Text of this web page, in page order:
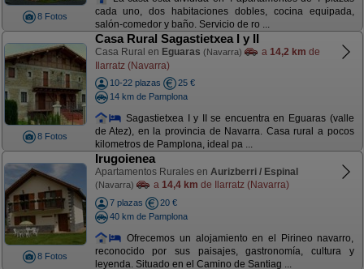
8 Fotos
cada uno, dos habitaciones dobles, cocina equipada,
salón-comedor y baño. Servicio de ro ...
8 Fotos
Casa Rural Sagastietxea I y II
Casa Rural en Eguaras (Navarra) a 14,2 km de
Ilarratz (Navarra)
10-22 plazas
25 €
14 km de Pamplona
Sagastietxea I y II se encuentra en Eguaras (valle
de Atez), en la provincia de Navarra. Casa rural a pocos
kilometros de Pamplona, ideal pa ...
8 Fotos
Irugoienea
Apartamentos Rurales en Aurizberri / Espinal
(Navarra) a 14,4 km de Ilarratz (Navarra)
7 plazas
20 €
40 km de Pamplona
Ofrecemos un alojamiento en el Pirineo navarro,
reconocido por sus paisajes, gastronomía, cultura y
leyenda. Situado en el Camino de Santiag ...